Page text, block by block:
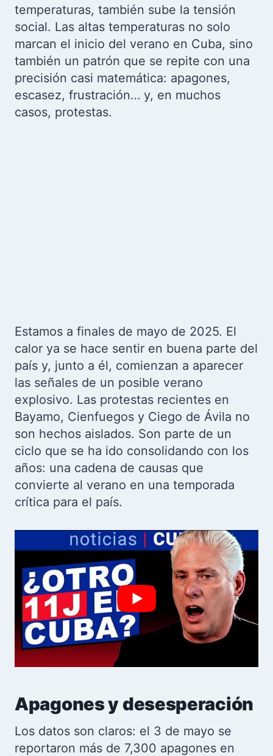
temperaturas, también sube la tensión
social. Las altas temperaturas no solo
marcan el inicio del verano en Cuba, sino
también un patrón que se repite con una
precisión casi matemática: apagones,
escasez, frustración… y, en muchos
casos, protestas.
Estamos a finales de mayo de 2025. El
calor ya se hace sentir en buena parte del
país y, junto a él, comienzan a aparecer
las señales de un posible verano
explosivo. Las protestas recientes en
Bayamo, Cienfuegos y Ciego de Ávila no
son hechos aislados. Son parte de un
ciclo que se ha ido consolidando con los
años: una cadena de causas que
convierte al verano en una temporada
crítica para el país.
Apagones y desesperación
Los datos son claros: el 3 de mayo se
reportaron más de 7,300 apagones en